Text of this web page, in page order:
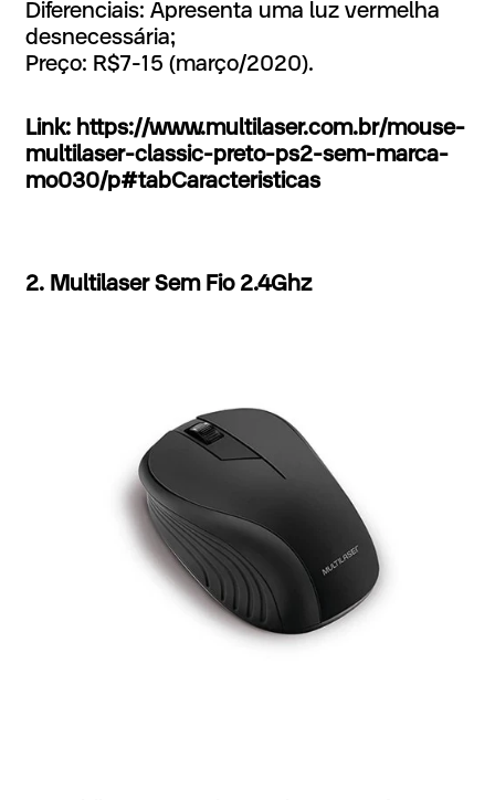
Diferenciais: Apresenta uma luz vermelha
desnecessária;
Preço: R$7-15 (março/2020).
Link: https://www.multilaser.com.br/mouse-
multilaser-classic-preto-ps2-sem-marca-
mo030/p#tabCaracteristicas
2. Multilaser Sem Fio 2.4Ghz